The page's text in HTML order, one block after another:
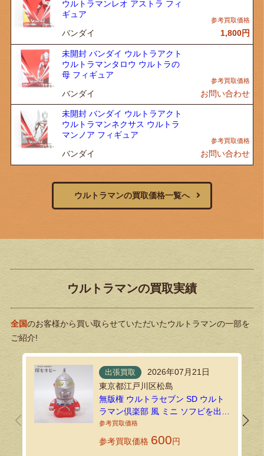
ウルトラマンレオ アストラ フィ
ギュア
バンダイ 1,800円
未開封 バンダイ ウルトラアクト
ウルトラマンタロウ ウルトラの
母 フィギュア
バンダイ お問い合わせ
未開封 バンダイ ウルトラアクト
ウルトラマンネクサス ウルトラ
マンノア フィギュア
バンダイ お問い合わせ
ウルトラマンの買取価格一覧へ
ウルトラマンの買取実績
全国のお客様から買い取らせていただいたウルトラマンの一部を
ご紹介!
出張買取
2026年07月21日
東京都江戸川区松島
無版権 ウルトラセブン SD ウルト
ラマン倶楽部 風 ミニ ソフビを出張
買取で拝見しました！
参考買取価格 600円